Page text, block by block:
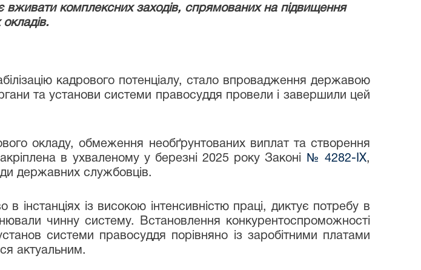
вживати комплексних заходів, спрямованих на підвищення
кадрового потенціалу, стало впровадження державою
та установи системи правосуддя провели і завершили цей
окладу, обмеження необґрунтованих виплат та створення
в ухваленому у березні 2025 року Законі
№ 4282-ІХ,
державних службовців.
інстанціях із високою інтенсивністю праці, диктує потребу в
чинну систему. Встановлення конкурентоспроможності
системи правосуддя порівняно із заробітними платами
актуальним.